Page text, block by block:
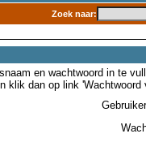
Zoek naar:
en wachtwoord in te
klik dan op link 'Wachtwoord